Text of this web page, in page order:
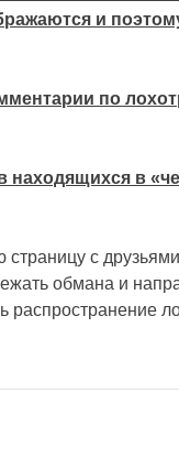
и
по
находящихся в
с
обмана и